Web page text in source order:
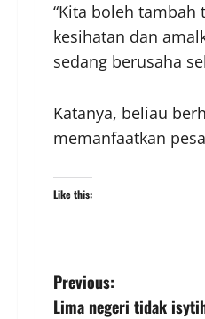
“Kita boleh
kesihatan dan
sedang berusaha
Katanya, beliau
memanfaatkan
Like this:
Previous:
Lima negeri tidak